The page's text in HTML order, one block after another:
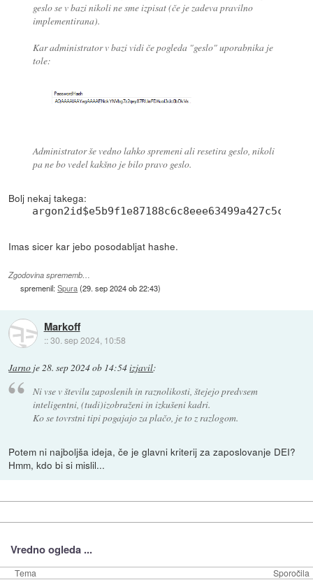
geslo se v bazi nikoli ne sme izpisat (če je zadeva pravilno
implementirana).
Kar administrator v bazi vidi če pogleda "geslo" uporabnika je
tole:
Administrator še vedno lahko spremeni ali resetira geslo, nikoli
pa ne bo vedel kakšno je bilo pravo geslo.
Bolj nekaj takega:
Imas sicer kar jebo posodabljat hashe.
Zgodovina sprememb…
spremenil:Spura(29. sep 2024 ob 22:43)
Markoff
::30. sep 2024, 10:58
Jarno je28. sep 2024 ob 14:54izjavil:
Ni vse v številu zaposlenih in raznolikosti, štejejo predvsem
inteligentni, (tudi)izobraženi in izkušeni kadri.
Ko se tovrstni tipi pogajajo za plačo, je to z razlogom.
Potem ni najboljša ideja, če je glavni kriterij za zaposlovanje DEI?
Hmm, kdo bi si mislil...
Vredno ogleda ...
Tema Sporočila